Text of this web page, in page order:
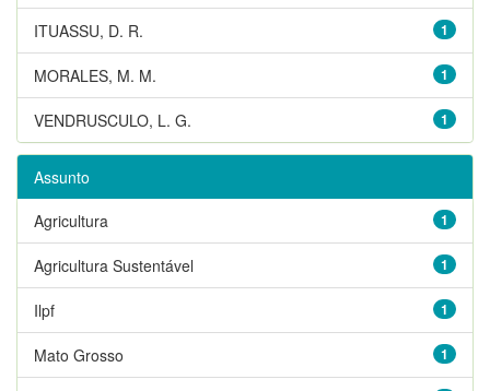
1
ITUASSU, D. R.
1
MORALES, M. M.
1
VENDRUSCULO, L. G.
Assunto
1
Agricultura
1
Agricultura Sustentável
1
Ilpf
1
Mato Grosso